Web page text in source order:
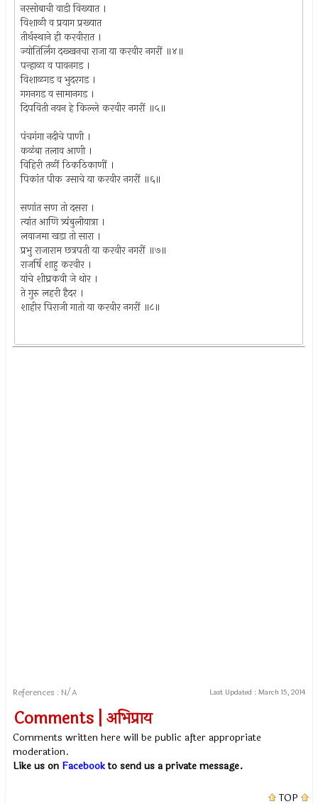
नरसोबाची वाडी विख्यात ।
विशाळी व प्रयाग प्रख्यात
तीर्थस्थाने ही करवीरात ।
ज्योतिर्लिंग दख्खनचा राजा या करवीर नगरीं ॥४॥
पन्हाळा व पावनगड ।
विशाळगड व भुदरगड ।
गगनगड व सामानगड ।
दिपविती नयन हे किल्ले करवीर नगरीं ॥५॥
पंचगंगा नदीचे पाणी ।
कळंबा तलाव आणी ।
विहिरी तळीं ठिकठिकाणीं ।
पिकांत पीक उसाचे या करवीर नगरीं ॥६॥
सणांत सण तो दसरा ।
त्यांत आणि त्र्यंबुलीयात्रा ।
लवाजमा खडा तो सारा ।
प्रभु राजाराम छत्रपती या करवीर नगरीं ॥७॥
राजर्षि शाहु करवीर ।
यांचे शीघ्रकवी जे थोर ।
ते गुरु लहरी हैदर ।
शाहीर पिराजी गातो या करवीर नगरीं ॥८॥
References : N/A Last Updated : March 15, 2014
Comments | अभिप्राय
Comments written here will be public after appropriate
moderation.
Like us on Facebookto send us a private message.
TOP